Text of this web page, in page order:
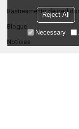
Rastreamento de
Blogue
Notícias
Reject All
Necessary